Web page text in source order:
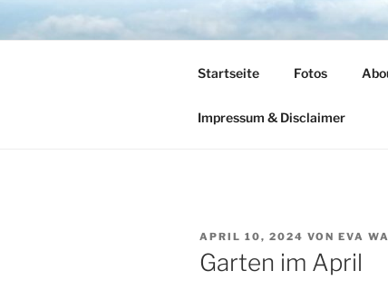
TIME TO
Startseite Fotos
Impressum & Disclaimer
VERÖFFENTLICHT
AM
APRIL 10, 2024 VON EVA
Garten im April